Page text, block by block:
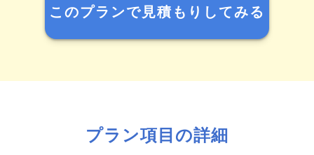
このプランで見積もりしてみる
プラン項目の詳細